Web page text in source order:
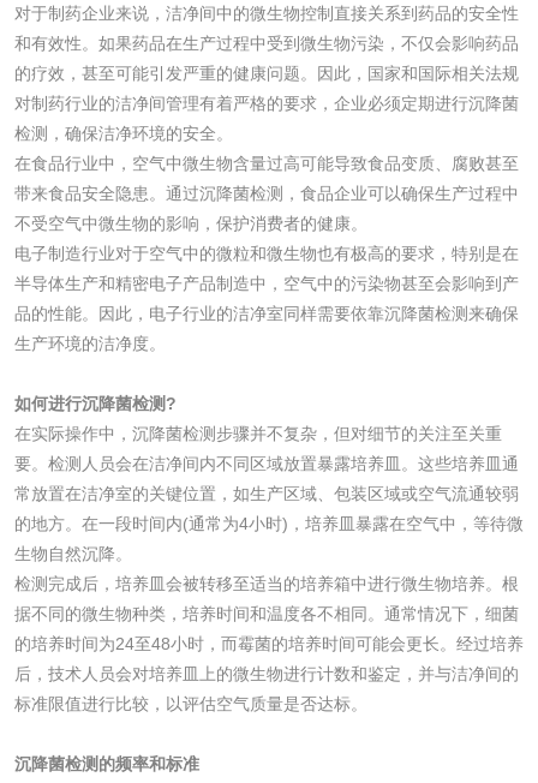
对于制药企业来说，洁净间中的微生物控制直接关系到药品的安全性
和有效性。如果药品在生产过程中受到微生物污染，不仅会影响药品
的疗效，甚至可能引发严重的健康问题。因此，国家和国际相关法规
对制药行业的洁净间管理有着严格的要求，企业必须定期进行沉降菌
检测，确保洁净环境的安全。
在食品行业中，空气中微生物含量过高可能导致食品变质、腐败甚至
带来食品安全隐患。通过沉降菌检测，食品企业可以确保生产过程中
不受空气中微生物的影响，保护消费者的健康。
电子制造行业对于空气中的微粒和微生物也有极高的要求，特别是在
半导体生产和精密电子产品制造中，空气中的污染物甚至会影响到产
品的性能。因此，电子行业的洁净室同样需要依靠沉降菌检测来确保
生产环境的洁净度。
如何进行沉降菌检测?
在实际操作中，沉降菌检测步骤并不复杂，但对细节的关注至关重
要。检测人员会在洁净间内不同区域放置暴露培养皿。这些培养皿通
常放置在洁净室的关键位置，如生产区域、包装区域或空气流通较弱
的地方。在一段时间内(通常为4小时)，培养皿暴露在空气中，等待微
生物自然沉降。
检测完成后，培养皿会被转移至适当的培养箱中进行微生物培养。根
据不同的微生物种类，培养时间和温度各不相同。通常情况下，细菌
的培养时间为24至48小时，而霉菌的培养时间可能会更长。经过培养
后，技术人员会对培养皿上的微生物进行计数和鉴定，并与洁净间的
标准限值进行比较，以评估空气质量是否达标。
沉降菌检测的频率和标准
测
脱硫脱硝活性炭检
测
煤质活性炭检测
电厂水处理活性炭
检测
木质净水用活性炭
检测
农药肥料
有机肥检测 钾肥检测
磷酸肥料检测
化工试剂
乳酸钠检测 消泡剂检测